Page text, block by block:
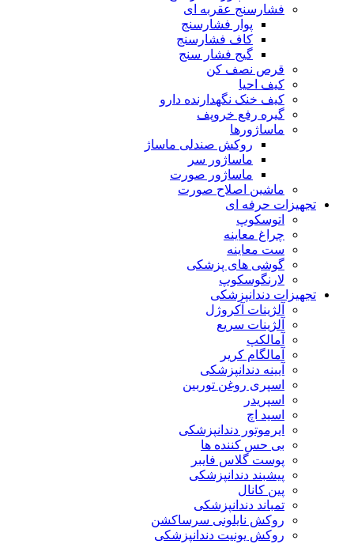
فشارسنج عقربه ای
پوار فشارسنج
کاف فشارسنج
گیج فشار سنج
قرص نصف کن
کیف احیا
کیف خنک نگهدارنده دارو
گیره رفع خروپف
ماساژورها
روکش صندلی ماساژ
ماساژور سر
ماساژور صورت
ماشین اصلاح صورت
تجهیزات حرفه ای
اتوسکوپ
چراغ معاینه
ست معاینه
گوشی های پزشکی
لارنگوسکوپ
تجهیزات دندانپزشکی
آلژینات آکروژل
آلژینات سریع
آمالکپ
آمالگام کریر
آیینه دندانپزشکی
اسپری روغن توربین
اسپریدر
اسید اچ
ایرموتور دندانپزشکی
بی حس کننده ها
پوست گلاس فایبر
پیشبند دندانپزشکی
پین کانال
تمباند دندانپزشکی
روکش نایلونی سرساکشن
روکش یونیت دندانپزشکی